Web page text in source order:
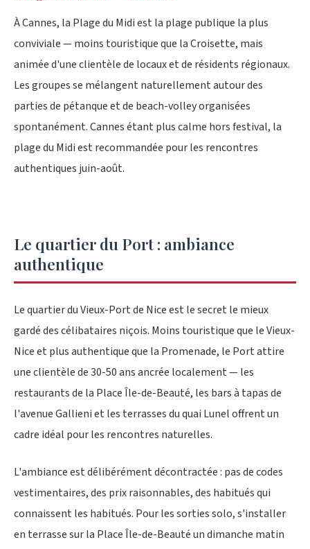
À Cannes, la Plage du Midi est la plage publique la plus
conviviale — moins touristique que la Croisette, mais
animée d'une clientèle de locaux et de résidents régionaux.
Les groupes se mélangent naturellement autour des
parties de pétanque et de beach-volley organisées
spontanément. Cannes étant plus calme hors festival, la
plage du Midi est recommandée pour les rencontres
authentiques juin-août.
Le quartier du Port : ambiance
authentique
Le quartier du Vieux-Port de Nice est le secret le mieux
gardé des célibataires niçois. Moins touristique que le Vieux-
Nice et plus authentique que la Promenade, le Port attire
une clientèle de 30-50 ans ancrée localement — les
restaurants de la Place Île-de-Beauté, les bars à tapas de
l'avenue Gallieni et les terrasses du quai Lunel offrent un
cadre idéal pour les rencontres naturelles.
L'ambiance est délibérément décontractée : pas de codes
vestimentaires, des prix raisonnables, des habitués qui
connaissent les habitués. Pour les sorties solo, s'installer
en terrasse sur la Place Île-de-Beauté un dimanche matin